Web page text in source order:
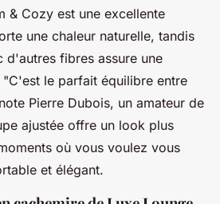
& Cozy est une excellente
une chaleur naturelle, tandis
d'autres fibres assure une
"C'est le parfait équilibre entre
note Pierre Dubois, un amateur de
ajustée offre un look plus
où vous voulez vous
et élégant.